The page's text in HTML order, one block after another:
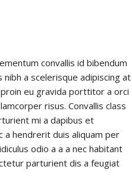
convallis id bibendum
a scelerisque adipiscing at
eu gravida porttitor a orci
risus. Convallis class
mi a dapibus et
a hendrerit duis aliquam per
odio a a a nec habitant
parturient dis a feugiat